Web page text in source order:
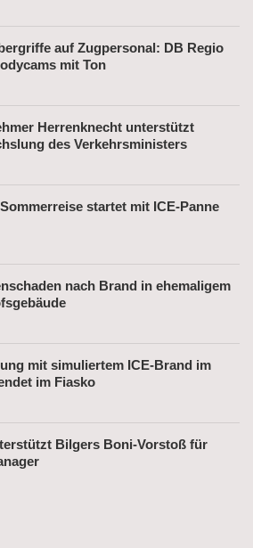
auf Zugpersonal: DB Regio
mit Ton
Herrenknecht unterstützt
des Verkehrsministers
startet mit ICE-Panne
nach Brand in ehemaligem
mit simuliertem ICE-Brand im
im Fiasko
Bilgers Boni-Vorstoß für